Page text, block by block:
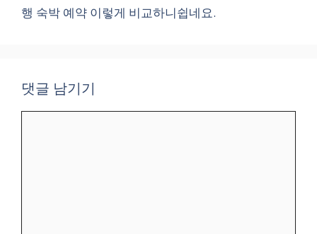
행 숙박 예약 이렇게 비교하니쉽네요.
댓글 남기기